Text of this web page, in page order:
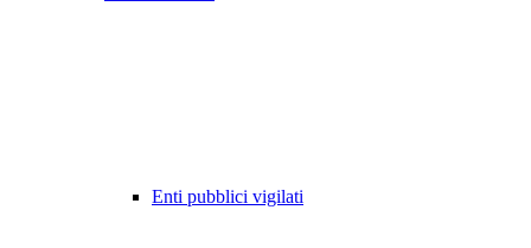
Enti pubblici vigilati